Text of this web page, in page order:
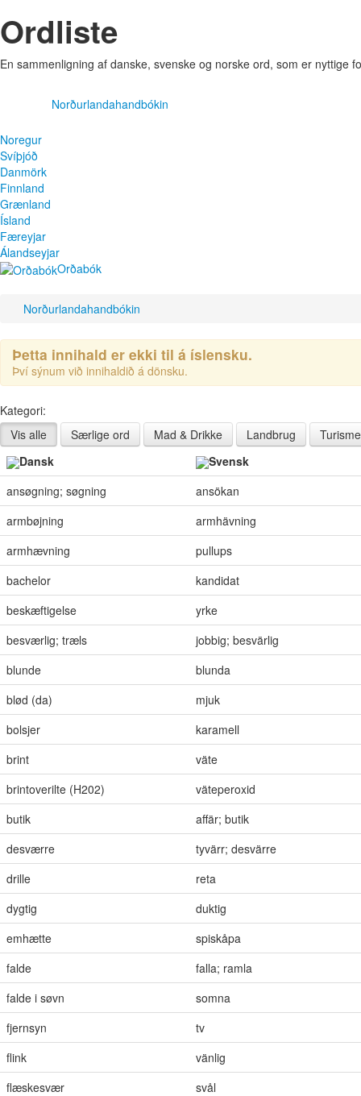
Ordliste
En sammenligning af danske, svenske og norske ord, som er nyttige
Norðurlandahandbókin
Noregur
Svíþjóð
Danmörk
Finnland
Grænland
Ísland
Færeyjar
Álandseyjar
Orðabók
Norðurlandahandbókin
Þetta innihald er ekki til á íslensku.
Því sýnum við innihaldið á dönsku.
Kategori:
Vis alle
Særlige ord Mad & Drikke Landbrug
Turisme
Dansk
Svensk
ansøgning; søgning
ansökan
armbøjning
armhävning
armhævning
pullups
bachelor
kandidat
beskæftigelse
yrke
besværlig; træls
jobbig; besvärlig
blunde
blunda
blød (da)
mjuk
bolsjer
karamell
brint
väte
brintoverilte (H202)
väteperoxid
butik
affär; butik
desværre
tyvärr; desvärre
drille
reta
dygtig
duktig
emhætte
spiskåpa
falde
falla; ramla
falde i søvn
somna
fjernsyn
tv
flink
vänlig
flæskesvær
svål